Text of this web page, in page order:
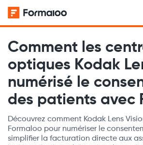
Comment les
optiques Kodak
numérisé le
des patients avec
Découvrez comment Kodak Lens
Formaloo pour numériser le
simplifier la facturation directe aux